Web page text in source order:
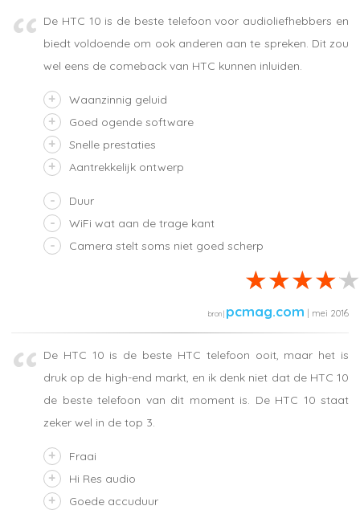
De HTC 10 is de beste telefoon voor audioliefhebbers en
biedt voldoende om ook anderen aan te spreken. Dit zou
wel eens de comeback van HTC kunnen inluiden.
Waanzinnig geluid
Goed ogende software
Snelle prestaties
Aantrekkelijk ontwerp
Duur
WiFi wat aan de trage kant
Camera stelt soms niet goed scherp
pcmag.com | mei 2016
De HTC 10 is de beste HTC telefoon ooit, maar het is
druk op de high-end markt, en ik denk niet dat de HTC 10
de beste telefoon van dit moment is. De HTC 10 staat
zeker wel in de top 3.
Fraai
Hi Res audio
Goede accuduur